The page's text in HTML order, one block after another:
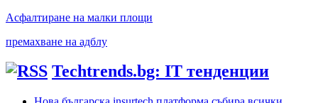
Асфалтиране на малки площи
премахване на адблу
Techtrends.bg: IT тенденции